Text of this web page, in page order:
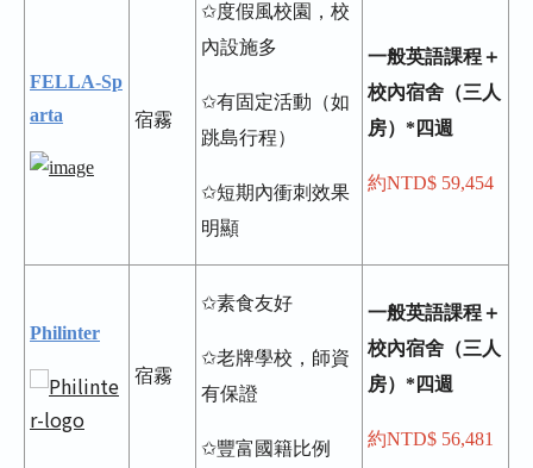
FELLA-Sp
arta
宿霧
✩度假風校園，校
內設施多
✩有固定活動（如
跳島行程）
✩短期內衝刺效果
明顯
一般英語課程＋
校內宿舍（三人
房）*四週
約NTD$ 59,454
Philinter
宿霧
✩素食友好
✩老牌學校，師資
有保證
✩豐富國籍比例
一般英語課程＋
校內宿舍（三人
房）*四週
約NTD$ 56,481